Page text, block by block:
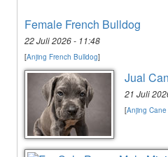
Female French Bulldog
22 Juli 2026 - 11:48
[Anjing French Bulldog]
Jual
21 Juli
[Anjing Cane